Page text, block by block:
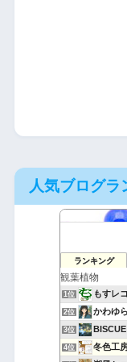
人気ブログラ
ランキング
1位 もすレコ
2位 かわゆら
3位
4位 冬色工